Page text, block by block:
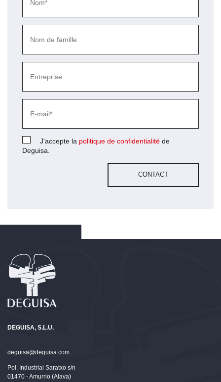
J'accepte la politique de confidentialité de
Deguisa.
DEGUISA, S.L.U.
deguisa@deguisa.com
Pol. Industrial Saratxo s/n
01470 - Amurrio (Alava)